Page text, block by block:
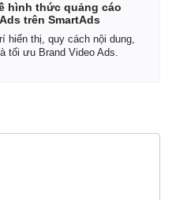
hình thức quảng cáo
trên SmartAds
hiển thị, quy cách nội dung,
tối ưu Brand Video Ads.